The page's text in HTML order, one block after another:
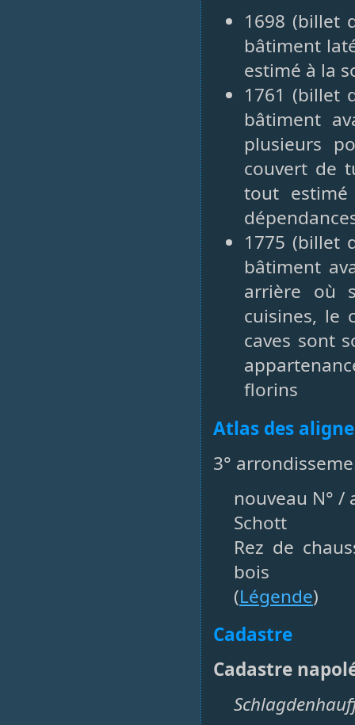
1698 (billet
bâtiment
estimé à la
1761 (billet
bâtiment
plusieurs
couvert de
tout
1775 (billet
bâtiment
arrière où
cuisines, le
caves sont
florins
Atlas des
3°
nouveau N° /
Schott
Rez de
bois
(Légende)
Cadastre
Cadastre